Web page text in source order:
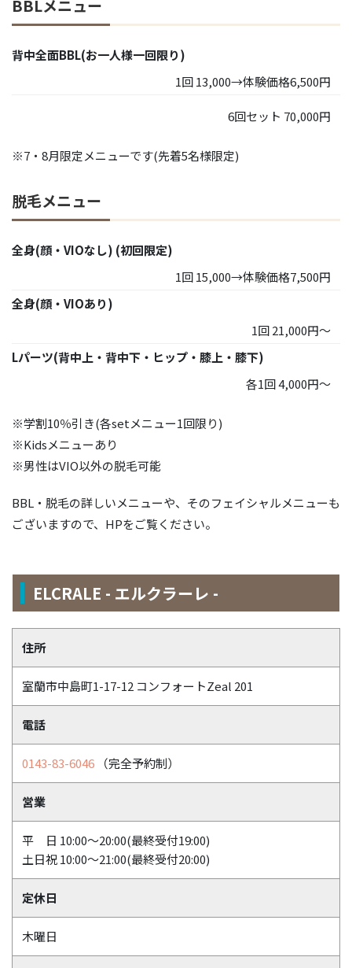
BBLメニュー
背中全面BBL(お一人様一回限り)
1回 13,000→体験価格6,500円
6回セット 70,000円
※7・8月限定メニューです(先着5名様限定)
脱毛メニュー
全身(顔・VIOなし) (初回限定)
1回 15,000→体験価格7,500円
全身(顔・VIOあり)
1回 21,000円～
Lパーツ(背中上・背中下・ヒップ・膝上・膝下)
各1回 4,000円～
※学割10％引き(各setメニュー1回限り)
※Kidsメニューあり
※男性はVIO以外の脱毛可能
BBL・脱毛の詳しいメニューや、そのフェイシャルメニューも
ございますので、HPをご覧ください。
ELCRALE - エルクラーレ -
住所
室蘭市中島町1-17-12 コンフォートZeal 201
電話
0143-83-6046 （完全予約制）
営業
平 日 10:00～20:00(最終受付19:00)
土日祝 10:00～21:00(最終受付20:00)
定休日
木曜日